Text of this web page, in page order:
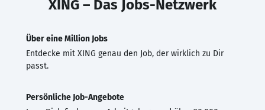
XING – Das Jobs-Netzwerk
Über eine Million Jobs
Entdecke mit XING genau den Job, der wirklich zu Dir
passt.
Persönliche Job-Angebote